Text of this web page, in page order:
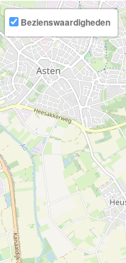
Bezienswaardigheden